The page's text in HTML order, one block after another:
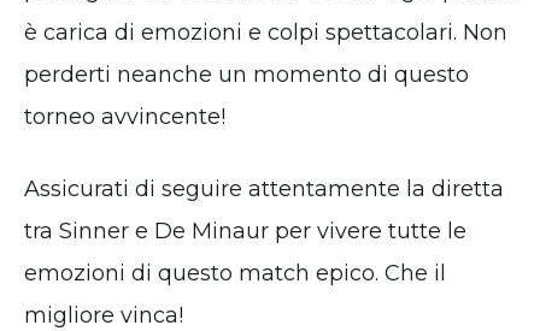
è carica di emozioni e colpi spettacolari. Non
perderti neanche un momento di questo
torneo avvincente!
Assicurati di seguire attentamente la diretta
tra Sinner e De Minaur per vivere tutte le
emozioni di questo match epico. Che il
migliore vinca!